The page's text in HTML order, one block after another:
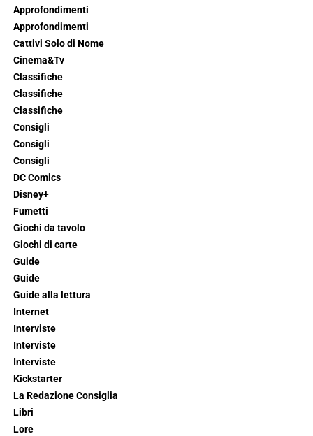
Approfondimenti
Approfondimenti
Cattivi Solo di Nome
Cinema&Tv
Classifiche
Classifiche
Classifiche
Consigli
Consigli
Consigli
DC Comics
Disney+
Fumetti
Giochi da tavolo
Giochi di carte
Guide
Guide
Guide alla lettura
Internet
Interviste
Interviste
Interviste
Kickstarter
La Redazione Consiglia
Libri
Lore